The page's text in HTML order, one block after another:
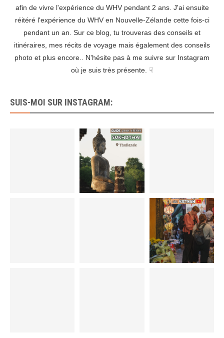
afin de vivre l'expérience du WHV pendant 2 ans. J'ai ensuite
réitéré l'expérience du WHV en Nouvelle-Zélande cette fois-ci
pendant un an. Sur ce blog, tu trouveras des conseils et
itinéraires, mes récits de voyage mais également des conseils
photo et plus encore.. N'hésite pas à me suivre sur Instagram
où je suis très présente. ☟
SUIS-MOI SUR INSTAGRAM: